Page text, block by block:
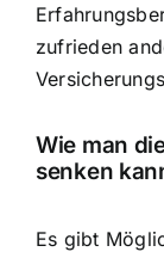
zufrieden
Wie man
senken
Es gibt